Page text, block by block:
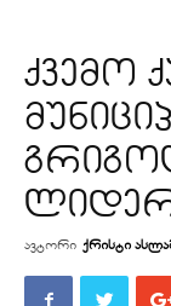
ქვემო
ავტორი ქრისტი